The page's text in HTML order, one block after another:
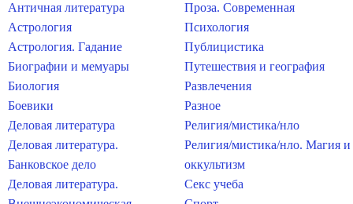
Античная литература
Астрология
Астрология. Гадание
Биографии и мемуары
Биология
Боевики
Деловая литература
Деловая литература.
Банковское дело
Деловая литература.
Проза. Современная
Психология
Публицистика
Путешествия и география
Развлечения
Разное
Религия/мистика/нло
Религия/мистика/нло. Магия и
оккультизм
Секс учеба